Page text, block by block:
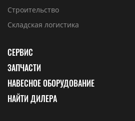
Строительство
Складская логистика
СЕРВИС
ЗАПЧАСТИ
НАВЕСНОЕ ОБОРУДОВАНИЕ
НАЙТИ ДИЛЕРА